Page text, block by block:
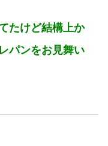
たけど結構上か
パンをお見舞い